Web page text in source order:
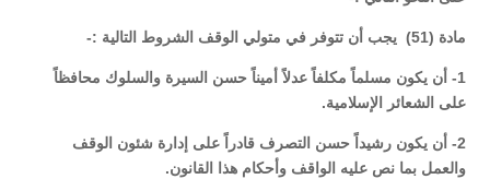
مادة (51) يجب أن تتوفر في متولي الوقف الشروط التالية :-
1- أن يكون مسلماً مكلفاً عدلاً أميناً حسن السيرة والسلوك محافظاً
على الشعائر الإسلامية.
2- أن يكون رشيداً حسن التصرف قادراً على إدارة شئون الوقف
والعمل بما نص عليه الواقف وأحكام هذا القانون.